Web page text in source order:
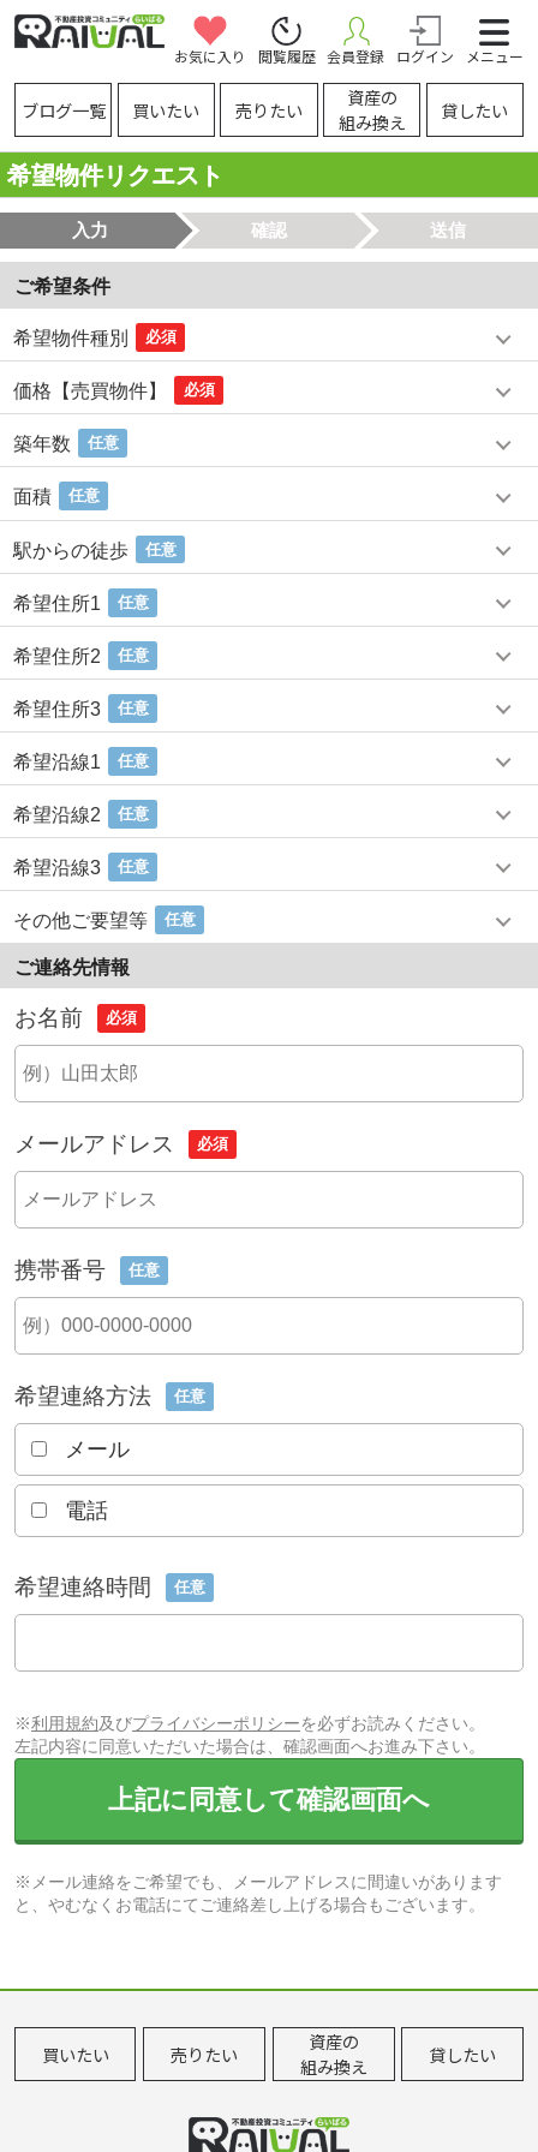
お気に入り 閲覧履歴 会員登録 ログイン メニュー
ブログ一覧 買いたい 売りたい
資産の
組み換え
貸したい
希望物件リクエスト
入力 確認 送信
ご希望条件
希望物件種別 必須
価格【売買物件】 必須
築年数 任意
面積 任意
駅からの徒歩 任意
希望住所1 任意
希望住所2 任意
希望住所3 任意
希望沿線1 任意
希望沿線2 任意
希望沿線3 任意
その他ご要望等 任意
ご連絡先情報
お名前 必須
メールアドレス 必須
携帯番号 任意
希望連絡方法 任意
メール
電話
希望連絡時間 任意
※利用規約及びプライバシーポリシーを必ずお読みください。
左記内容に同意いただいた場合は、確認画面へお進み下さい。
上記に同意して確認画面へ
※メール連絡をご希望でも、メールアドレスに間違いがあります
と、やむなくお電話にてご連絡差し上げる場合もございます。
買いたい 売りたい
資産の
組み換え
貸したい